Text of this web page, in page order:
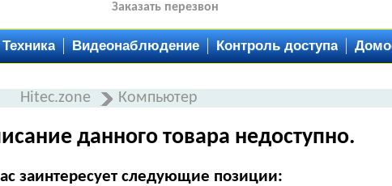
Заказать перезвон
Техника Видеонаблюдение Контроль доступа
Hitec.zone Компьютер
данного товара недоступно.
заинтересует следующие позиции: